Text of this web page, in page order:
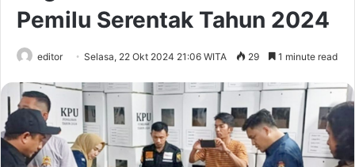
Pemilu Serentak Tahun 2024
editor Selasa, 22 Okt 2024 21:06 WITA 29 1 minute read